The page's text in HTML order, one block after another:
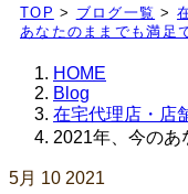
TOP > ブログ一覧 >
あなたのままでも満足
HOME
Blog
在宅代理店・店
2021年、今のあ
5月 10 2021